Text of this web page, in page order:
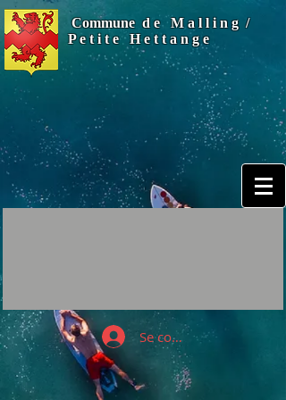
Commune d e M a l l i n g /
P e t i t e H e t t a n g e
Se connecter